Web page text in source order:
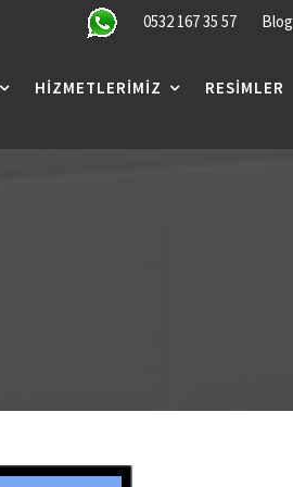
0532 167 35 57 Blog
HIZMETLERIMIZ RESIMLER